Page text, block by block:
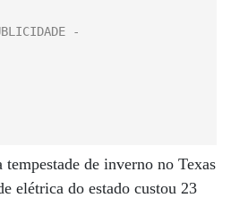
de inverno no Texas
elétrica do estado custou 23